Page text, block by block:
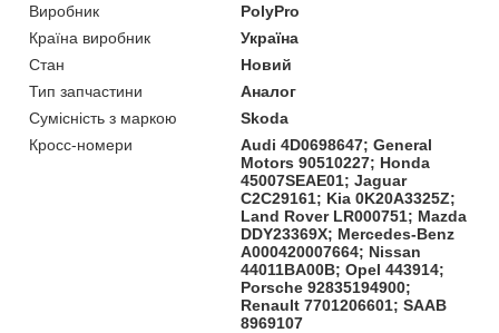
Виробник
PolyPro
Країна виробник
Україна
Стан
Новий
Тип запчастини
Аналог
Сумісність з маркою
Skoda
Кросс-номери
Audi 4D0698647; General
Motors 90510227; Honda
45007SEAE01; Jaguar
C2C29161; Kia 0K20A3325Z;
Land Rover LR000751; Mazda
DDY23369X; Mercedes-Benz
A000420007664; Nissan
44011BA00B; Opel 443914;
Porsche 92835194900;
Renault 7701206601; SAAB
8969107